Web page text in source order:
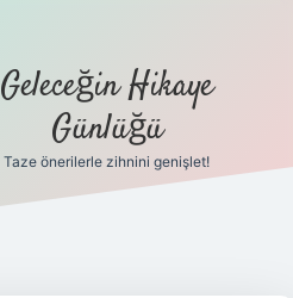
Geleceğin Hikaye
Günlüğü
Taze önerilerle zihnini genişlet!